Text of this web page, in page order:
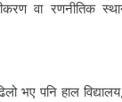
वा रणनीतिक
भए पनि हाल